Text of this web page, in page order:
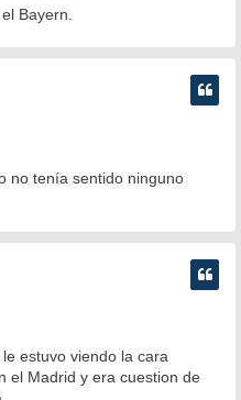
Bayern.
no tenía sentido ninguno
estuvo viendo la cara
el Madrid y era cuestion de